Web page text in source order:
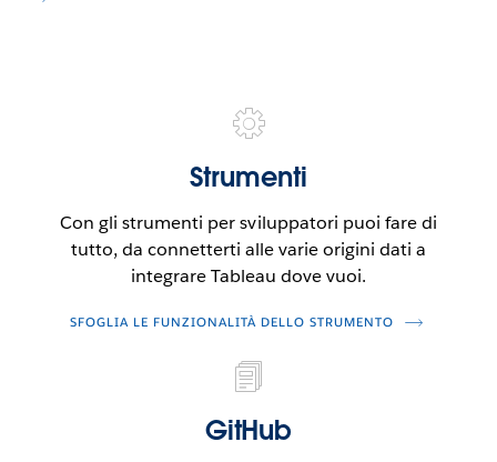
Strumenti
Con gli strumenti per sviluppatori puoi fare di
tutto, da connetterti alle varie origini dati a
integrare Tableau dove vuoi.
SFOGLIA LE FUNZIONALITÀ DELLO STRUMENTO
GitHub